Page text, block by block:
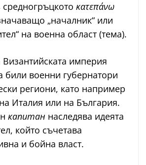
κατεπάνω
„началник“ или
на военна област (тема).
империя
били военни губернатори
региони, като например
Италия или на България.
капитан наследява идеята
който съчетава
и бойна власт.